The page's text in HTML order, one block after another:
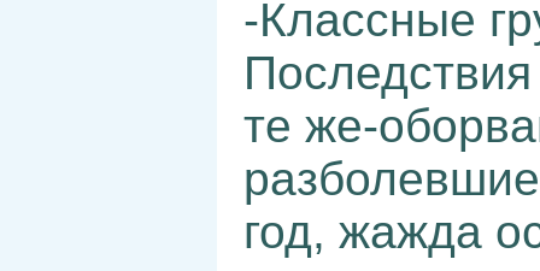
-Классные
те же-
год, жажда